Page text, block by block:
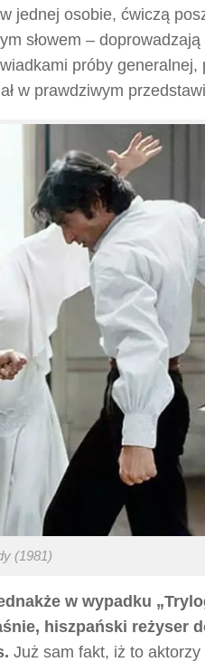
jednej osobie, ćwiczą
słowem –
próby generalnej,
w prawdziwym
(1981)
w wypadku
hiszpański reżyser
Już sam fakt, iż to